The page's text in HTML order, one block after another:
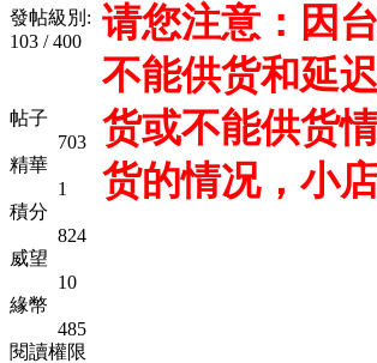
發帖級別:
103 / 400
帖子
703
精華
1
積分
824
威望
10
緣幣
485
閱讀權限
请您注意：因
不能供货和延
货或不能供货
货的情况，小